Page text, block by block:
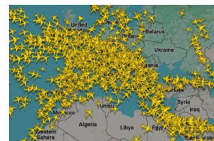
Programlar
Sağlık
Spor
Teknoloji